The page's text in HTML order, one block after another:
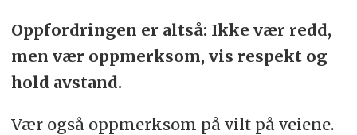
Oppfordringen er altså: Ikke vær redd,
men vær oppmerksom, vis respekt og
hold avstand.
Vær også oppmerksom på vilt på veiene.